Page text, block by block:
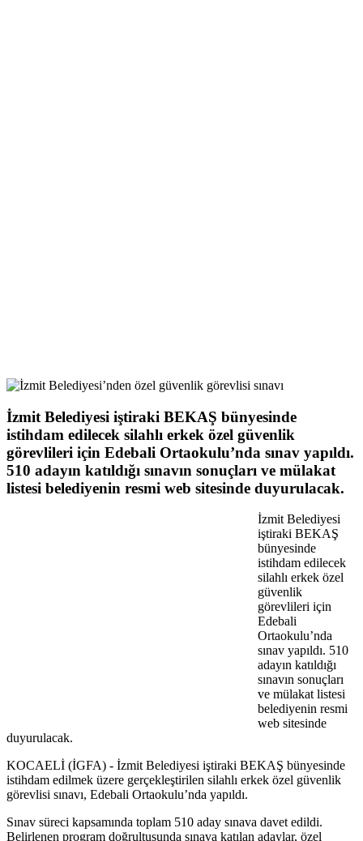
İzmit Belediyesi iştiraki BEKAŞ bünyesinde
istihdam edilecek silahlı erkek özel güvenlik
görevlileri için Edebali Ortaokulu’nda sınav yapıldı.
510 adayın katıldığı sınavın sonuçları ve mülakat
listesi belediyenin resmi web sitesinde duyurulacak.
İzmit Belediyesi
iştiraki BEKAŞ
bünyesinde
istihdam edilecek
silahlı erkek özel
güvenlik
görevlileri için
Edebali
Ortaokulu’nda
sınav yapıldı. 510
adayın katıldığı
sınavın sonuçları
ve mülakat listesi
belediyenin resmi
web sitesinde
duyurulacak.
KOCAELİ (İGFA) - İzmit Belediyesi iştiraki BEKAŞ bünyesinde
istihdam edilmek üzere gerçekleştirilen silahlı erkek özel güvenlik
görevlisi sınavı, Edebali Ortaokulu’nda yapıldı.
Sınav süreci kapsamında toplam 510 aday sınava davet edildi.
Belirlenen program doğrultusunda sınava katılan adaylar, özel